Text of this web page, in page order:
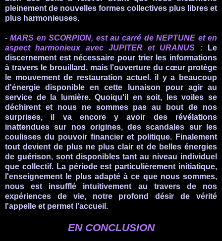
pleinement de nouvelles formes collectives plus libres et
plus harmonieuses.
-MARS en SCORPION, est au carré de NEPTUNE et en
aspect harmonieux avec JUPITER et URANUS
:
Le
discernement est nécessaire pour trier les informations
à travers le brouillard, mais l'ouverture du cœur protège
le mouvement de restauration actuel. il y a beaucoup
d'énergie disponible en cette lunaison pour agir au
service de la lumière. Quoiqu'il en soit, les voiles se
déchirent et nous ne sommes pas au bout de nos
surprises, il va encore y avoir des révélations
inattendues sur nos origines, des scandales sur les
coulisses du pouvoir financier et politique. Finalement
tout devient de plus ne plus clair et de belles énergies
de guérison, sont disponibles tant au niveau individuel
que collectif. La période est particulièrement initiatique,
l'enseignement le plus adapté à ce que nous sommes,
nous est insufflé intuitivement au travers de nos
expériences de vie, notre profond désir de vérité
l'appelle et permet l'accueil.
EN CONCLUSION